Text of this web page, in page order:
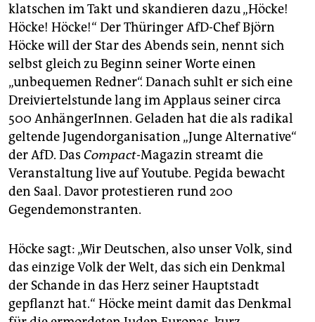
genossenschaft
epaper login
klatschen im Takt und skandieren dazu „Höcke!
Höcke! Höcke!“ Der Thüringer AfD-Chef Björn
Höcke will der Star des Abends sein, nennt sich
selbst gleich zu Beginn seiner Worte einen
„unbequemen Redner“. Danach suhlt er sich eine
Dreiviertelstunde lang im Applaus seiner circa
500 AnhängerInnen. Geladen hat die als radikal
geltende Jugendorganisation „Junge Alternative“
der AfD. Das Compact-Magazin streamt die
Veranstaltung live auf Youtube. Pegida bewacht
den Saal. Davor protestieren rund 200
Gegendemonstranten.
Höcke sagt: „Wir Deutschen, also unser Volk, sind
das einzige Volk der Welt, das sich ein Denkmal
der Schande in das Herz seiner Hauptstadt
gepflanzt hat.“ Höcke meint damit das Denkmal